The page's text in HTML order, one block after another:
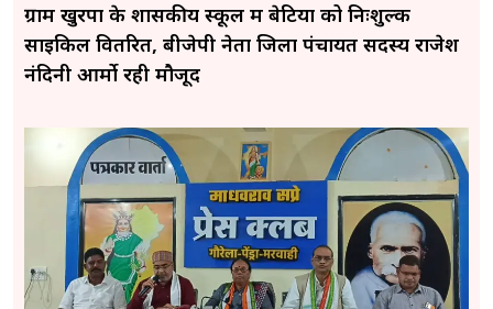
ग्राम खुरपा के शासकीय स्कूल में बेटियों को निःशुल्क
साइकिल वितरित, बीजेपी नेता जिला पंचायत सदस्य राजेश
नंदिनी आर्मो रही मौजूद